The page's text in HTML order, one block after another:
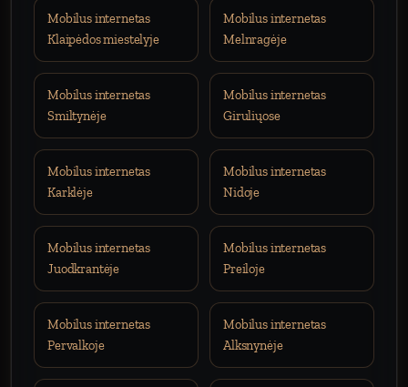
Mobilus internetas
Klaipėdos miestelyje
Mobilus internetas
Melnragėje
Mobilus internetas
Smiltynėje
Mobilus internetas
Giruliųose
Mobilus internetas
Karklėje
Mobilus internetas
Nidoje
Mobilus internetas
Juodkrantėje
Mobilus internetas
Preiloje
Mobilus internetas
Pervalkoje
Mobilus internetas
Alksnynėje